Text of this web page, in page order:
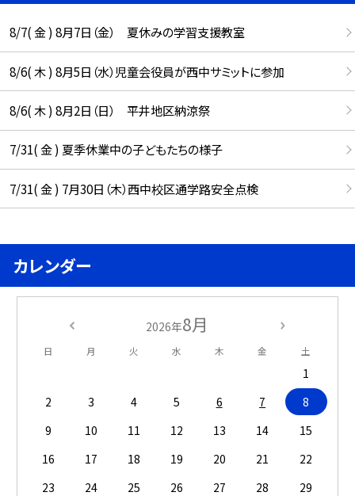
8/7( 金 ) 8月7日（金） 夏休みの学習支援教室
8/6( 木 ) 8月5日（水）児童会役員が西中サミットに参加
8/6( 木 ) 8月2日（日） 平井地区納涼祭
7/31( 金 ) 夏季休業中の子どもたちの様子
7/31( 金 ) 7月30日（木）西中校区通学路安全点検
カレンダー
2026年8月
日 月 火 水 木 金 土
1
2
3 4 5 6 7
8
9
10 11 12 13 14
15
16
17 18 19 20 21
22
23
24 25 26 27 28
29